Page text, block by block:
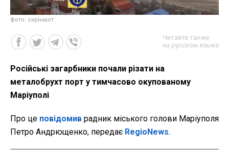
фото: скріншот
Читайте также
на русском языке
Російські загарбники почали різати на
металобрухт порт у тимчасово окупованому
Маріуполі
Про це повідомив радник міського голови Маріуполя
Петро Андрющенко, передає RegioNews.